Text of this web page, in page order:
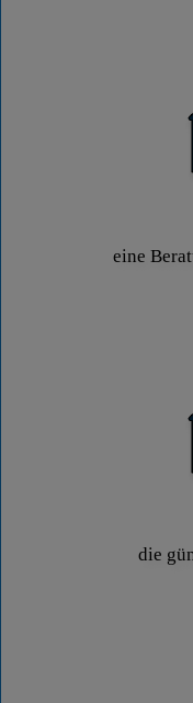
eine
die